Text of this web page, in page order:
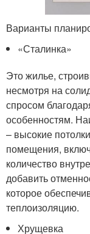
Варианты
«Сталинка»
Это жилье,
несмотря на
спросом
особенностям.
– высокие
помещения,
количество
добавить
которое
теплоизоляцию.
Хрущевка